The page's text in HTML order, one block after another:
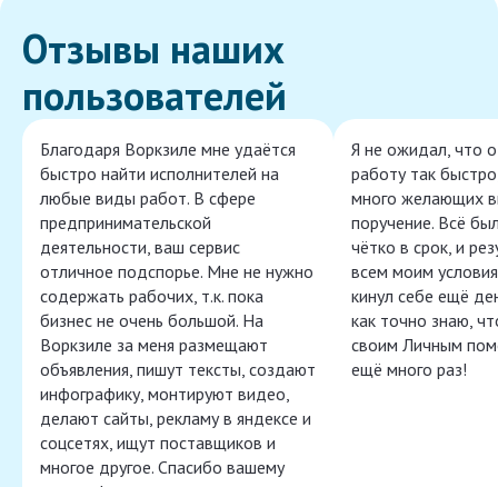
Отзывы наших
пользователей
Благодаря Воркзиле мне удаётся
быстро найти исполнителей на
любые виды работ. В сфере
предпринимательской
деятельности, ваш сервис
отличное подспорье. Мне не нужно
содержать рабочих, т.к. пока
бизнес не очень большой. На
Воркзиле за меня размещают
объявления, пишут тексты, создают
инфографику, монтируют видео,
делают сайты, рекламу в яндексе и
соцсетях, ищут поставщиков и
многое другое. Спасибо вашему
Я не ожидал, что
работу так
много желающих
поручение. Всё
чётко в срок, и
всем моим
кинул себе ещё
как точно знаю,
своим Личным
ещё много раз!